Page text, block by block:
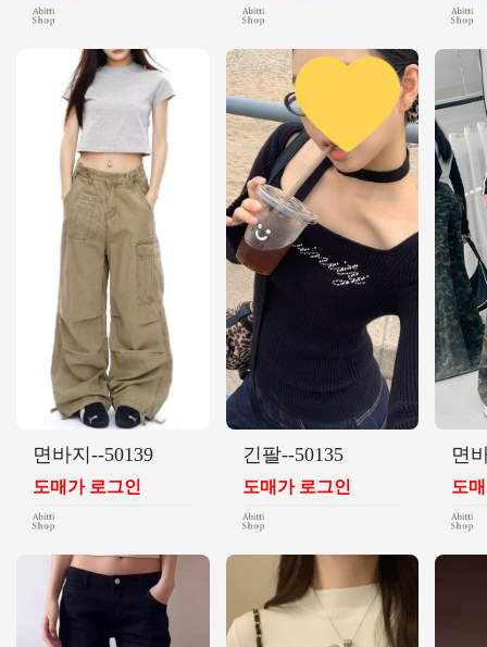
면바지--50139
도매가 로그인
긴팔--50135
도매가 로그인
면
도